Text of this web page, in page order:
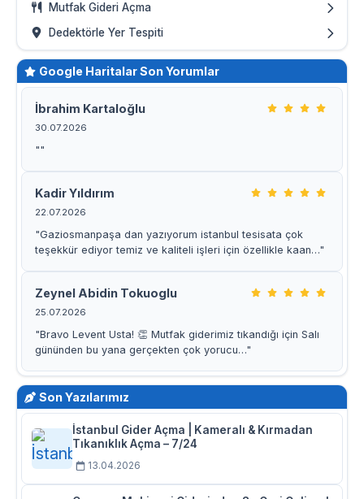
Mutfak Gideri Açma
Dedektörle Yer Tespiti
Google Haritalar Son Yorumlar
İbrahim Kartaloğlu
30.07.2026
""
Kadir Yıldırım
22.07.2026
"Gaziosmanpaşa dan yazıyorum istanbul tesisata çok
teşekkür ediyor temiz ve kaliteli işleri için özellikle kaan…"
Zeynel Abidin Tokuoglu
25.07.2026
"Bravo Levent Usta! 👏 Mutfak giderimiz tıkandığı için Salı
gününden bu yana gerçekten çok yorucu…"
Son Yazılarımız
İstanbul Gider Açma | Kameralı & Kırmadan
Tıkanıklık Açma – 7/24
13.04.2026